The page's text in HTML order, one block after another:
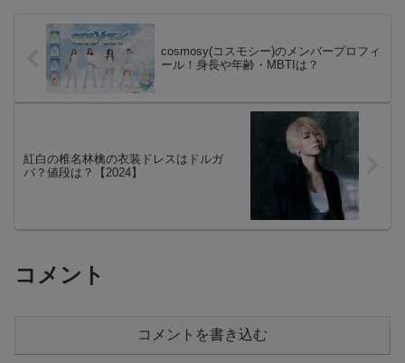
cosmosy(コスモシー)のメンバープロフィ
ール！身長や年齢・MBTIは？
紅白の椎名林檎の衣装ドレスはドルガ
バ？値段は？【2024】
コメント
コメントを書き込む